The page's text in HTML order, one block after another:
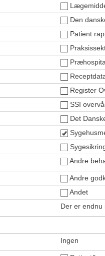
Den
Patient
Register
SSI
Det
Andre
Andre
Andet
Der er
Ingen